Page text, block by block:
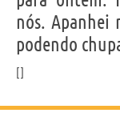
nós. Apanhei
podendo